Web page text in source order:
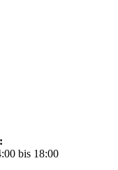
bis 18:00